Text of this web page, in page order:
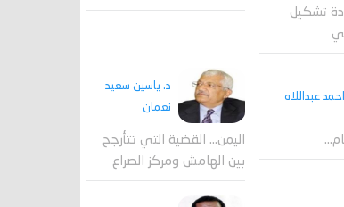
تشكيل
احمد عبداللاه
د. ياسين سعيد
نعمان
اليمن… القضية التي تتأرجح
بين الهامش ومركز الصراع